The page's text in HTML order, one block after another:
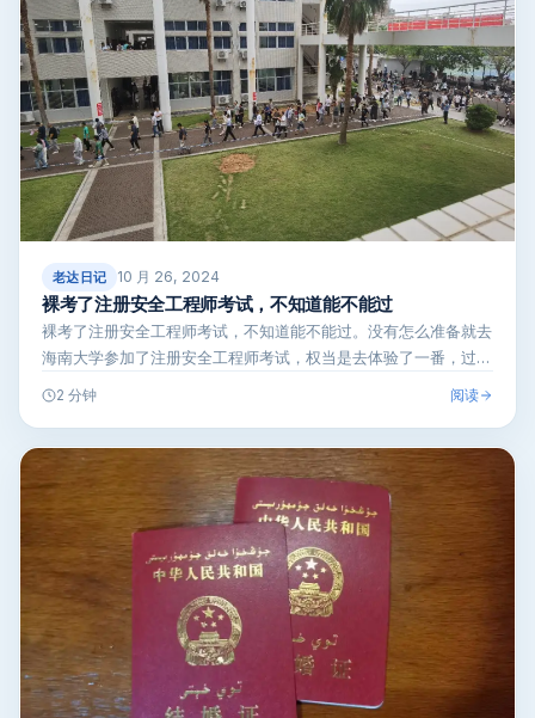
老达日记 10 月 26, 2024
裸考了注册安全工程师考试，不知道能不能过
裸考了注册安全工程师考试，不知道能不能过。没有怎么准备就去
海南大学参加了注册安全工程师考试，权当是去体验了一番，过不
2 分钟 阅读